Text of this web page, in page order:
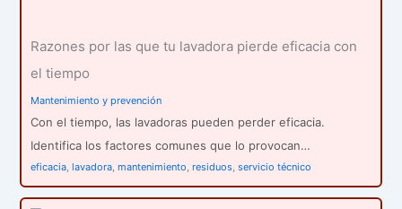
Razones por las que tu lavadora pierde eficacia con
el tiempo
Mantenimiento y prevención
Con el tiempo, las lavadoras pueden perder eficacia.
Identifica los factores comunes que lo provocan…
eficacia ,lavadora ,mantenimiento ,residuos ,servicio técnico